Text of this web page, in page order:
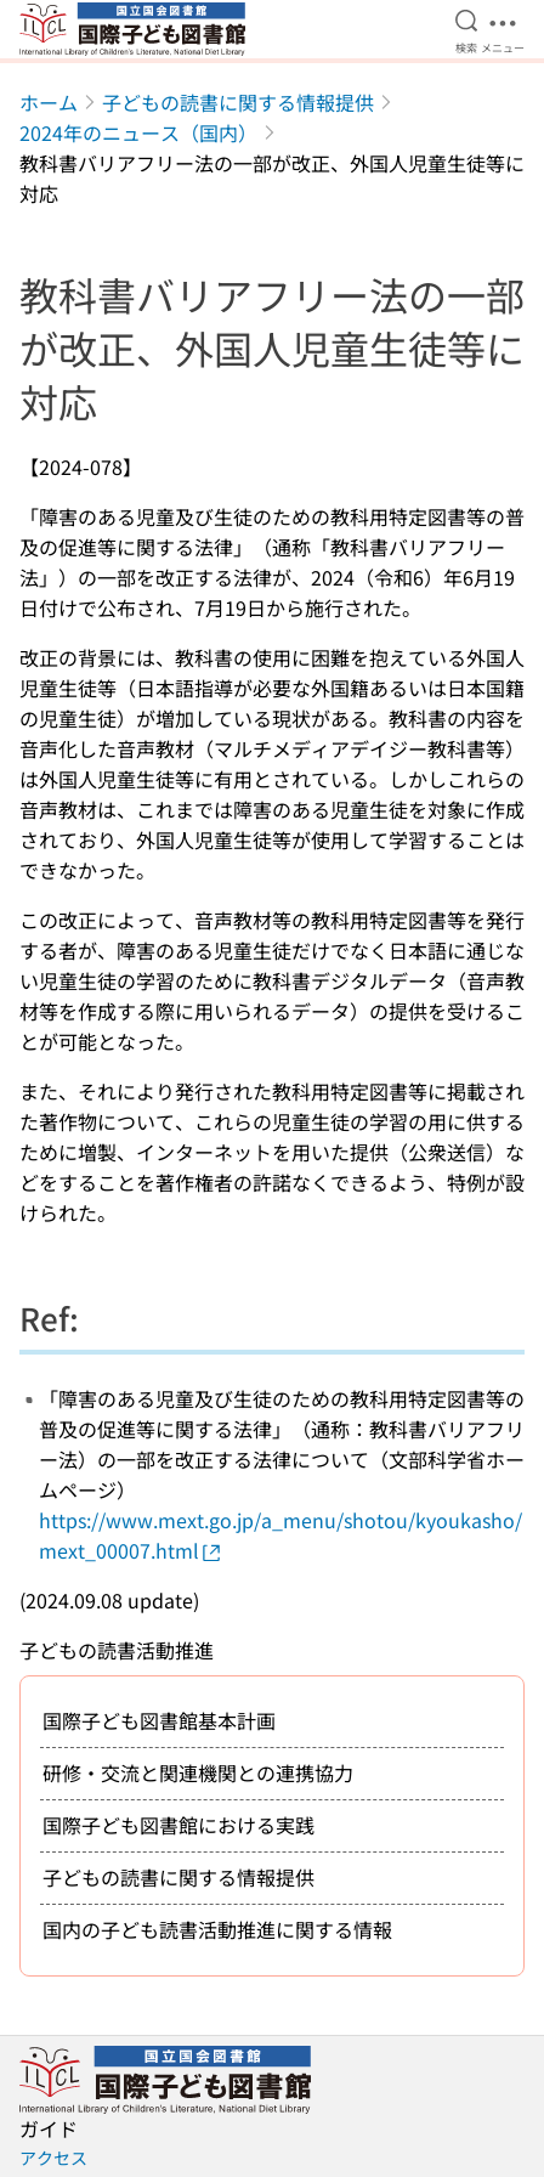
本文へ移動
検索を
検索 メ
メニュー
ホーム
子どもの読書に関する情報提供
2024年のニュース（国内）
教科書バリアフリー法の一部が改正、外国人児童生徒等に
対応
教科書バリアフリー法の一部
が改正、外国人児童生徒等に
対応
【2024-078】
「障害のある児童及び生徒のための教科用特定図書等の普
及の促進等に関する法律」（通称「教科書バリアフリー
法」）の一部を改正する法律が、2024（令和6）年6月19
日付けで公布され、7月19日から施行された。
改正の背景には、教科書の使用に困難を抱えている外国人
児童生徒等（日本語指導が必要な外国籍あるいは日本国籍
の児童生徒）が増加している現状がある。教科書の内容を
音声化した音声教材（マルチメディアデイジー教科書等）
は外国人児童生徒等に有用とされている。しかしこれらの
音声教材は、これまでは障害のある児童生徒を対象に作成
されており、外国人児童生徒等が使用して学習することは
できなかった。
この改正によって、音声教材等の教科用特定図書等を発行
する者が、障害のある児童生徒だけでなく日本語に通じな
い児童生徒の学習のために教科書デジタルデータ（音声教
材等を作成する際に用いられるデータ）の提供を受けるこ
とが可能となった。
また、それにより発行された教科用特定図書等に掲載され
た著作物について、これらの児童生徒の学習の用に供する
ために増製、インターネットを用いた提供（公衆送信）な
どをすることを著作権者の許諾なくできるよう、特例が設
けられた。
Ref:
「障害のある児童及び生徒のための教科用特定図書等の
普及の促進等に関する法律」（通称：教科書バリアフリ
ー法）の一部を改正する法律について（文部科学省ホー
ムページ）
https://www.mext.go.jp/a_menu/shotou/kyoukasho/
mext_00007.html
(2024.09.08 update)
子どもの読書活動推進
国際子ども図書館基本計画
研修・交流と関連機関との連携協力
国際子ども図書館における実践
子どもの読書に関する情報提供
国内の子ども読書活動推進に関する情報
ガイド
アクセス